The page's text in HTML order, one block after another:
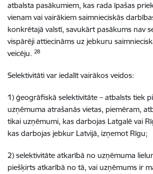
atbalsta pasākumiem, kas rada īpašas
vienam vai vairākiem saimnieciskās
konkrētajā valstī, savukārt pasākums nav
vispārēji attiecināms uz jebkuru
veicēju. 28
Selektivitāti var iedalīt vairākos veidos:
1) ģeogrāfiskā selektivitāte – atbalsts tiek
uzņēmuma atrašanās vietas, piemēram,
tikai uzņēmumi, kas darbojas Latgalē vai
kas darbojas jebkur Latvijā, izņemot Rīgu;
2) selektivitāte atkarībā no uzņēmuma
piešķirts atkarībā no tā, vai uzņēmums ir